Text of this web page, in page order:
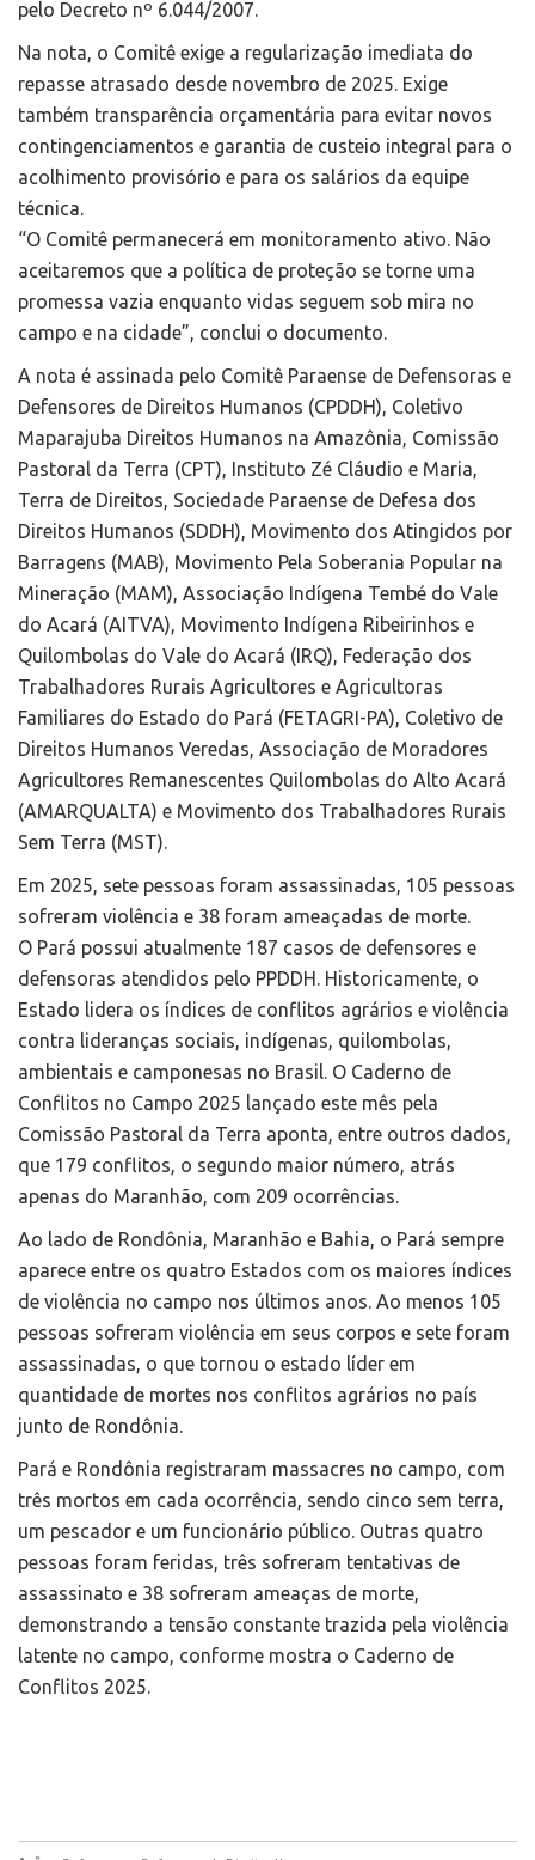
pelo Decreto nº 6.044/2007.
Na nota, o Comitê exige a regularização imediata do
repasse atrasado desde novembro de 2025. Exige
também transparência orçamentária para evitar novos
contingenciamentos e garantia de custeio integral para o
acolhimento provisório e para os salários da equipe
técnica.
“O Comitê permanecerá em monitoramento ativo. Não
aceitaremos que a política de proteção se torne uma
promessa vazia enquanto vidas seguem sob mira no
campo e na cidade”, conclui o documento.
A nota é assinada pelo Comitê Paraense de Defensoras e
Defensores de Direitos Humanos (CPDDH), Coletivo
Maparajuba Direitos Humanos na Amazônia, Comissão
Pastoral da Terra (CPT), Instituto Zé Cláudio e Maria,
Terra de Direitos, Sociedade Paraense de Defesa dos
Direitos Humanos (SDDH), Movimento dos Atingidos por
Barragens (MAB), Movimento Pela Soberania Popular na
Mineração (MAM), Associação Indígena Tembé do Vale
do Acará (AITVA), Movimento Indígena Ribeirinhos e
Quilombolas do Vale do Acará (IRQ), Federação dos
Trabalhadores Rurais Agricultores e Agricultoras
Familiares do Estado do Pará (FETAGRI-PA), Coletivo de
Direitos Humanos Veredas, Associação de Moradores
Agricultores Remanescentes Quilombolas do Alto Acará
(AMARQUALTA) e Movimento dos Trabalhadores Rurais
Sem Terra (MST).
Em 2025, sete pessoas foram assassinadas, 105 pessoas
sofreram violência e 38 foram ameaçadas de morte.
O Pará possui atualmente 187 casos de defensores e
defensoras atendidos pelo PPDDH. Historicamente, o
Estado lidera os índices de conflitos agrários e violência
contra lideranças sociais, indígenas, quilombolas,
ambientais e camponesas no Brasil. O Caderno de
Conflitos no Campo 2025 lançado este mês pela
Comissão Pastoral da Terra aponta, entre outros dados,
que 179 conflitos, o segundo maior número, atrás
apenas do Maranhão, com 209 ocorrências.
Ao lado de Rondônia, Maranhão e Bahia, o Pará sempre
aparece entre os quatro Estados com os maiores índices
de violência no campo nos últimos anos. Ao menos 105
pessoas sofreram violência em seus corpos e sete foram
assassinadas, o que tornou o estado líder em
quantidade de mortes nos conflitos agrários no país
junto de Rondônia.
Pará e Rondônia registraram massacres no campo, com
três mortos em cada ocorrência, sendo cinco sem terra,
um pescador e um funcionário público. Outras quatro
pessoas foram feridas, três sofreram tentativas de
assassinato e 38 sofreram ameaças de morte,
demonstrando a tensão constante trazida pela violência
latente no campo, conforme mostra o Caderno de
Conflitos 2025.